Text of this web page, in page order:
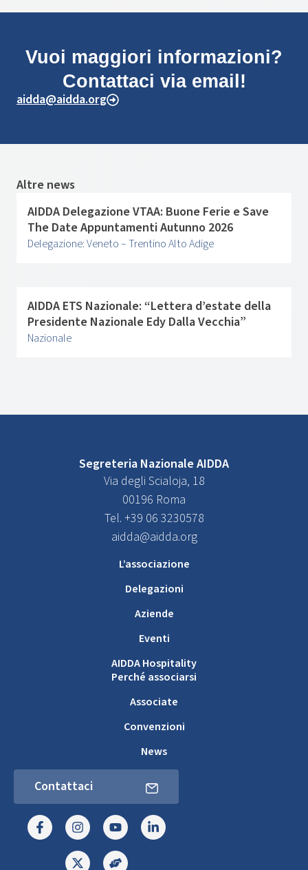
Vuoi maggiori informazioni?
Contattaci via email!
aidda@aidda.org
Altre news
AIDDA Delegazione VTAA: Buone Ferie e Save
The Date Appuntamenti Autunno 2026
Delegazione: Veneto – Trentino Alto Adige
AIDDA ETS Nazionale: “Lettera d’estate della
Presidente Nazionale Edy Dalla Vecchia”
Nazionale
Segreteria Nazionale AIDDA
Via degli Scialoja, 18
00196 Roma
Tel. +39 06 3230578
aidda@aidda.org
L’associazione
Delegazioni
Aziende
Eventi
AIDDA Hospitality
Perché associarsi
Associate
Convenzioni
News
Contattaci